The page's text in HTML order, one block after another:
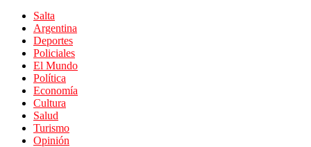
Salta
Argentina
Deportes
Policiales
El Mundo
Política
Economía
Cultura
Salud
Turismo
Opinión